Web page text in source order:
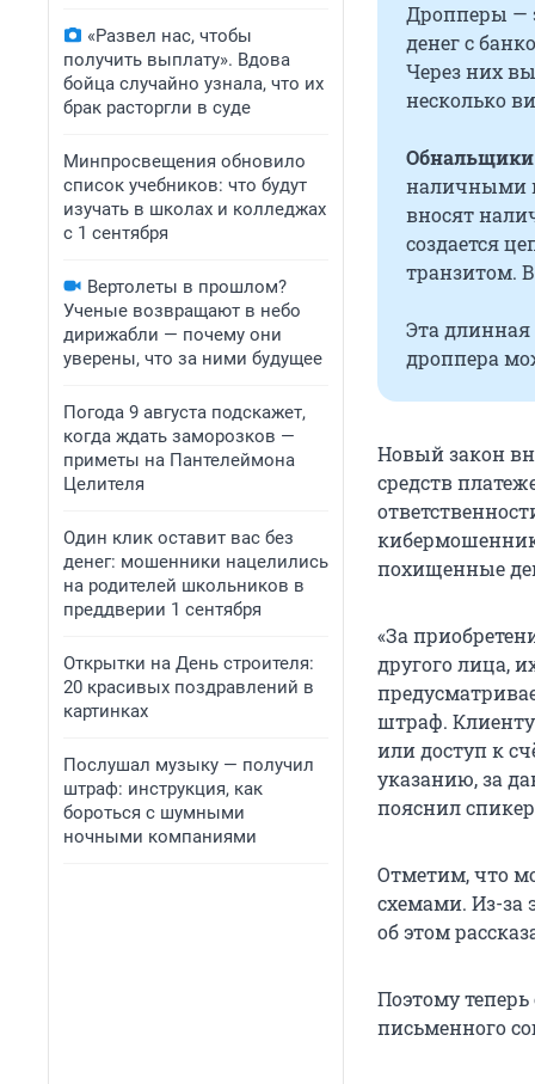
«Развел нас, чтобы
получить выплату». Вдова
бойца случайно узнала, что их
брак расторгли в суде
Минпросвещения обновило
список учебников: что будут
изучать в школах и колледжах
с 1 сентября
Вертолеты в прошлом?
Ученые возвращают в небо
дирижабли — почему они
уверены, что за ними будущее
Погода 9 августа подскажет,
когда ждать заморозков —
приметы на Пантелеймона
Целителя
Один клик оставит вас без
денег: мошенники нацелились
на родителей школьников в
преддверии 1 сентября
Открытки на День строителя:
20 красивых поздравлений в
картинках
Послушал музыку — получил
штраф: инструкция, как
бороться с шумными
ночными компаниями
Дропперы —
денег с
Через них
несколько
наличными
вносят
создается
транзитом.
Эта длинная
дроппера
Новый закон
средств
похищенные
«За
другого лица,
штраф.
или доступ к
указанию, за
пояснил
Отметим, что
схемами. Из-за
об этом
Поэтому
письменного